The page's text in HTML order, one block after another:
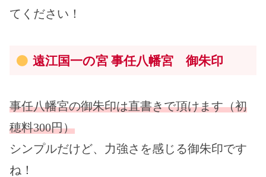
てください！
遠江国一の宮 事任八幡宮 御朱印
事任八幡宮の御朱印は直書きで頂けます（初
穂料300円）
シンプルだけど、力強さを感じる御朱印です
ね！